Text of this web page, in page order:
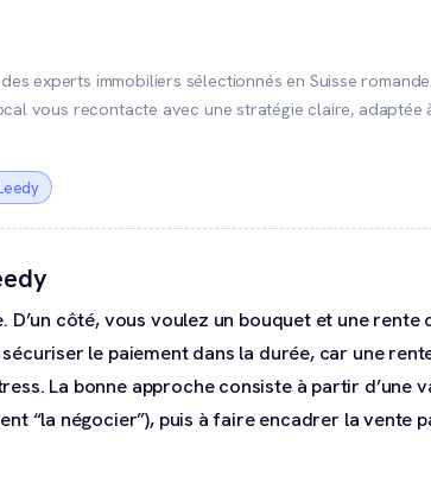
experts immobiliers sélectionnés en Suisse
vous recontacte avec une stratégie claire,
D’un côté, vous voulez un bouquet et une
le paiement dans la durée, car une
La bonne approche consiste à partir d’une
“la négocier”), puis à faire encadrer la vente